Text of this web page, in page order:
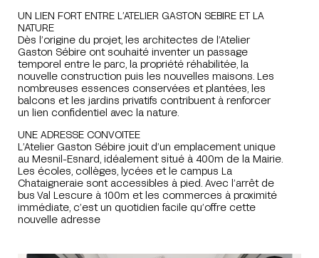
UN LIEN FORT ENTRE L’ATELIER GASTON SEBIRE ET LA
NATURE
Dès l’origine du projet, les architectes de l’Atelier
Gaston Sébire ont souhaité inventer un passage
temporel entre le parc, la propriété réhabilitée, la
nouvelle construction puis les nouvelles maisons. Les
nombreuses essences conservées et plantées, les
balcons et les jardins privatifs contribuent à renforcer
un lien confidentiel avec la nature.
UNE ADRESSE CONVOITEE
L’Atelier Gaston Sébire jouit d’un emplacement unique
au Mesnil-Esnard, idéalement situé à 400m de la Mairie.
Les écoles, collèges, lycées et le campus La
Chataigneraie sont accessibles à pied. Avec l’arrêt de
bus Val Lescure à 100m et les commerces à proximité
immédiate, c’est un quotidien facile qu’offre cette
nouvelle adresse